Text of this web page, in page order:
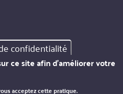
confidentialité
ce site afin d'améliorer votre
acceptez cette pratique.